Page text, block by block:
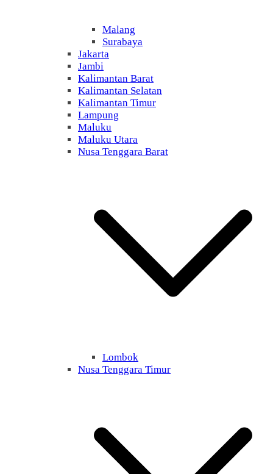
Malang
Surabaya
Jakarta
Jambi
Kalimantan Barat
Kalimantan Selatan
Kalimantan Timur
Lampung
Maluku
Maluku Utara
Nusa Tenggara Barat
Lombok
Nusa Tenggara Timur